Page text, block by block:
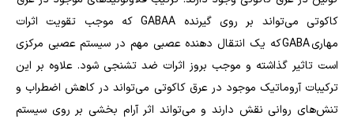
کاکوتی می‌تواند بر روی گیرنده GABAAکه موجب تقویت اثرات
مهاریGABAکه یک انتقال دهنده عصبی مهم در سیستم عصبی مرکزی
است تاثیر گذاشته و موجب بروز اثرات ضد تشنجی شود. علاوه بر این
ترکیبات آروماتیک موجود در عرق کاکوتی می‌تواند در کاهش اضطراب و
تنش‌های روانی نقش دارند و می‌تواند اثر آرام بخشی بر روی سیستم